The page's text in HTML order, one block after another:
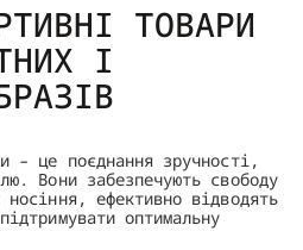
ТОВАРИ
І
– це поєднання зручності,
Вони забезпечують свободу
ефективно відводять
оптимальну